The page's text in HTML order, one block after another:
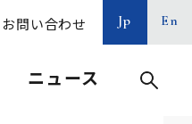
お問い合わせ Jp En
ニュース